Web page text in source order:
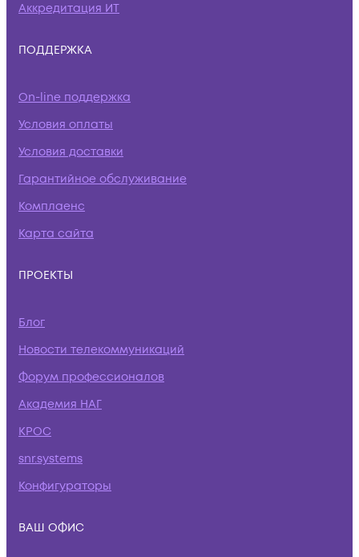
Аккредитация ИТ
ПОДДЕРЖКА
On-line поддержка
Условия оплаты
Условия доставки
Гарантийное обслуживание
Комплаенс
Карта сайта
ПРОЕКТЫ
Блог
Новости телекоммуникаций
Форум профессионалов
Академия НАГ
КРОС
snr.systems
Конфигураторы
ВАШ ОФИС